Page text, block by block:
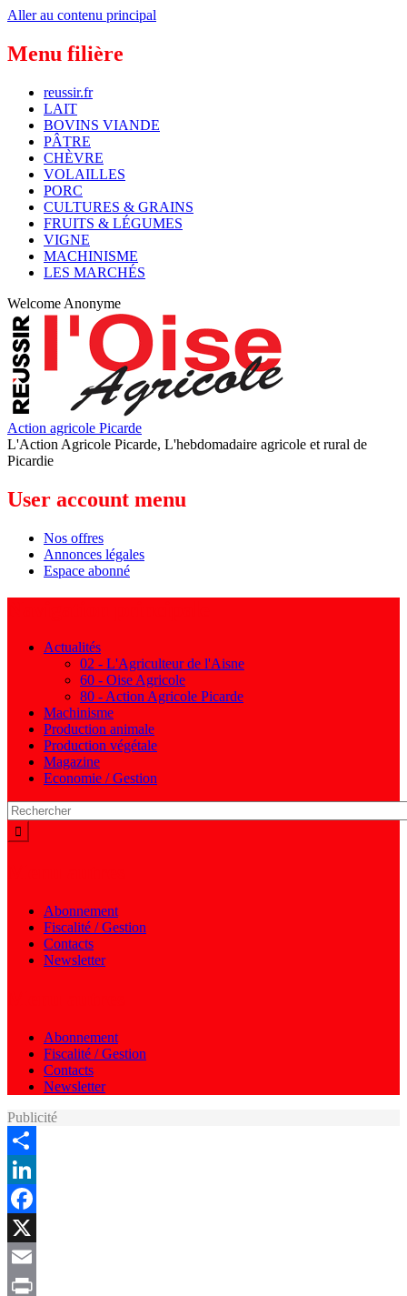
Aller au contenu principal
Menu filière
reussir.fr
LAIT
BOVINS VIANDE
PÂTRE
CHÈVRE
VOLAILLES
PORC
CULTURES & GRAINS
FRUITS & LÉGUMES
VIGNE
MACHINISME
LES MARCHÉS
Welcome Anonyme
Action agricole Picarde
L'Action Agricole Picarde, L'hebdomadaire agricole et rural de
Picardie
User account menu
Nos offres
Annonces légales
Espace abonné
Actualités
02 - L'Agriculteur de l'Aisne
60 - Oise Agricole
80 - Action Agricole Picarde
Machinisme
Production animale
Production végétale
Magazine
Economie / Gestion
Abonnement
Fiscalité / Gestion
Contacts
Newsletter
Abonnement
Fiscalité / Gestion
Contacts
Newsletter
Publicité
Share
LinkedIn
Facebook
X
Email